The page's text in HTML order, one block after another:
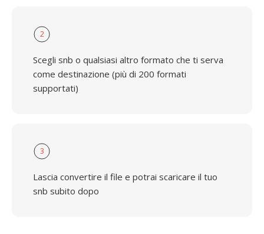
2
Scegli snb o qualsiasi altro formato che ti serva
come destinazione (più di 200 formati
supportati)
3
Lascia convertire il file e potrai scaricare il tuo
snb subito dopo